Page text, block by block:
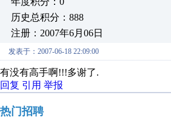
历史总积分：888
注册：2007年6月06日
发表于：2007-06-18 22:09:00
有没有高手啊!!!多谢了.
回复 引用 举报
热门招聘